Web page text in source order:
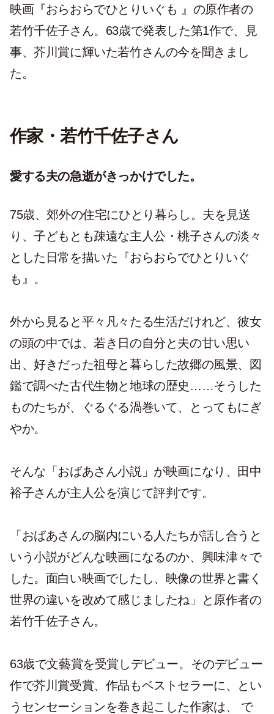
映画『おらおらでひとりいぐも 』の原作者の
若竹千佐子さん。63歳で発表した第1作で、見
事、芥川賞に輝いた若竹さんの今を聞きまし
た。
作家・若竹千佐子さん
愛する夫の急逝がきっかけでした。
75歳、郊外の住宅にひとり暮らし。夫を見送
り、子どもとも疎遠な主人公・桃子さんの淡々
とした日常を描いた『おらおらでひとりいぐ
も』。
外から見ると平々凡々たる生活だけれど、彼女
の頭の中では、若き日の自分と夫の甘い思い
出、好きだった祖母と暮らした故郷の風景、図
鑑で調べた古代生物と地球の歴史……そうした
ものたちが、ぐるぐる渦巻いて、とってもにぎ
やか。
そんな「おばあさん小説」が映画になり、田中
裕子さんが主人公を演じて評判です。
「おばあさんの脳内にいる人たちが話し合うと
いう小説がどんな映画になるのか、興味津々で
した。面白い映画でしたし、映像の世界と書く
世界の違いを改めて感じましたね」と原作者の
若竹千佐子さん。
63歳で文藝賞を受賞しデビュー。そのデビュー
作で芥川賞受賞、作品もベストセラーに、とい
うセンセーションを巻き起こした作家は、 で